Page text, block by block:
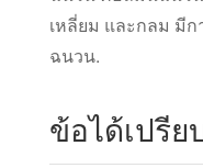
เหลี่ยม และกลม มี
ฉนวน.
ข้อได้เปรีย